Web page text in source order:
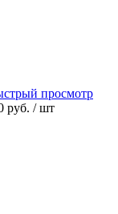
просмотр
руб. / шт